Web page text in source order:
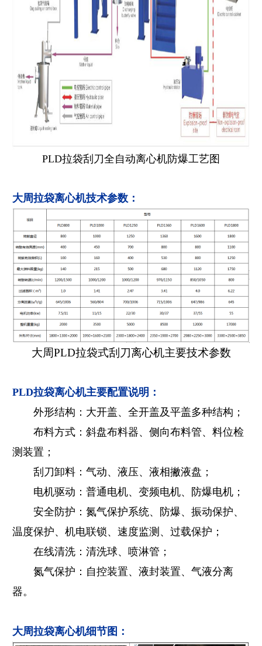
PLD拉袋刮刀全自动离心机防爆工艺图
大周拉袋离心机技术参数：
大周PLD拉袋式刮刀离心机主要技术参数
PLD拉袋离心机主要配置说明：
外形结构：大开盖、全开盖及平盖多种结构；
布料方式：斜盘布料器、侧向布料管、料位检
测装置；
刮刀卸料：气动、液压、液相撇液盘；
电机驱动：普通电机、变频电机、防爆电机；
安全防护：氮气保护系统、防爆、振动保护、
温度保护、机电联锁、速度监测、过载保护；
在线清洗：清洗球、喷淋管；
氮气保护：自控装置、液封装置、气液分离
器。
大周拉袋离心机细节图：